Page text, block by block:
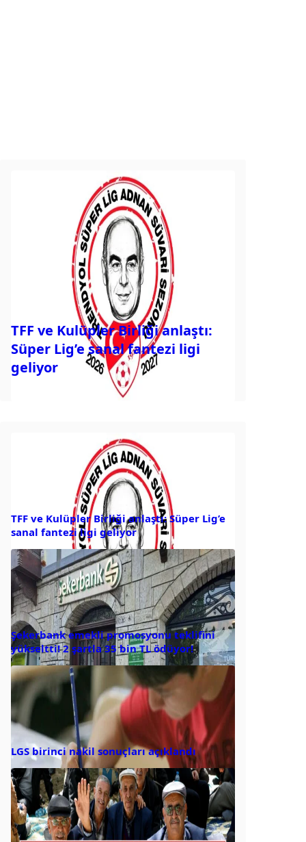
TFF ve Kulüpler Birliği anlaştı:
Süper Lig’e sanal fantezi ligi
geliyor
TFF ve Kulüpler Birliği anlaştı: Süper Lig’e
sanal fantezi ligi geliyor
Şekerbank emekli promosyonu teklifini
yükseltti! 2 şartla 35 bin TL ödüyor!
LGS birinci nakil sonuçları açıklandı